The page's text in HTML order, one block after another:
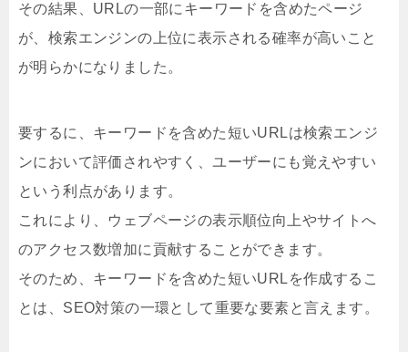
その結果、URLの一部にキーワードを含めたページ
が、検索エンジンの上位に表示される確率が高いこと
が明らかになりました。
要するに、キーワードを含めた短いURLは検索エンジ
ンにおいて評価されやすく、ユーザーにも覚えやすい
という利点があります。
これにより、ウェブページの表示順位向上やサイトへ
のアクセス数増加に貢献することができます。
そのため、キーワードを含めた短いURLを作成するこ
とは、SEO対策の一環として重要な要素と言えます。